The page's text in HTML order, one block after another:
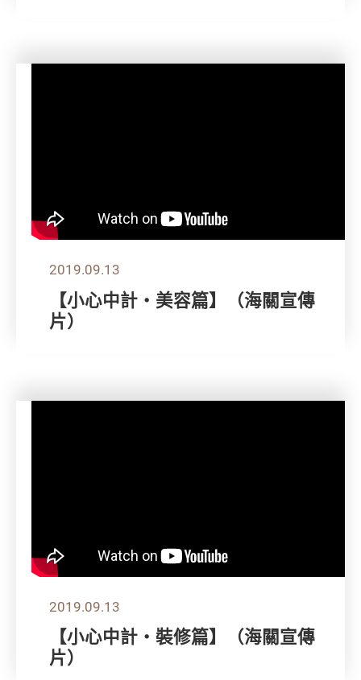
2019.09.13
【小心中計‧美容篇】（海關宣傳
片）
2019.09.13
【小心中計‧裝修篇】（海關宣傳
片）